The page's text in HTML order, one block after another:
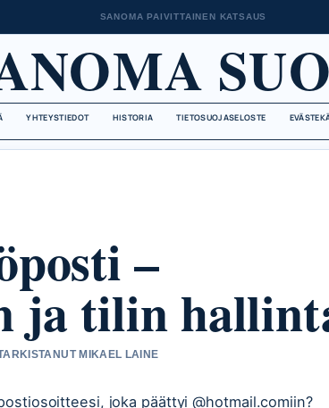
SANOMA PAIVITTAINEN KATSAUS
YHTEYSTIEDOT HISTORIA TIETOSUOJASELOSTE
–
ja tilin
MIKAEL LAINE
joka päättyi @hotmail.comiin?